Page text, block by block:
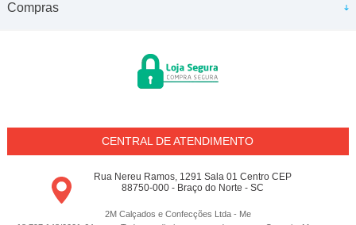
Compras
CENTRAL DE ATENDIMENTO
Rua Nereu Ramos, 1291 Sala 01 Centro CEP
88750-000 - Braço do Norte - SC
2M Calçados e Confecções Ltda - Me